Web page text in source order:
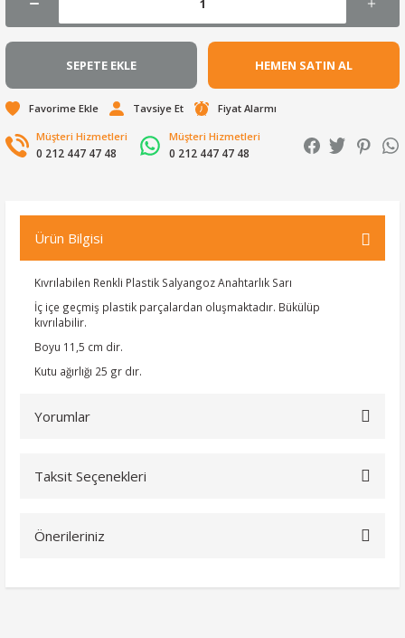
SEPETE EKLE HEMEN SATIN AL
Tavsiye Et Fiyat Alarmı
Müşteri Hizmetleri
0 212 447 47 48
Müşteri Hizmetleri
0 212 447 47 48
Ürün Bilgisi
Kıvrılabilen Renkli Plastik Salyangoz Anahtarlık Sarı
İç içe geçmiş plastik parçalardan oluşmaktadır. Bükülüp
kıvrılabilir.
Boyu 11,5 cm dir.
Kutu ağırlığı 25 gr dır.
Yorumlar
Taksit Seçenekleri
Önerileriniz